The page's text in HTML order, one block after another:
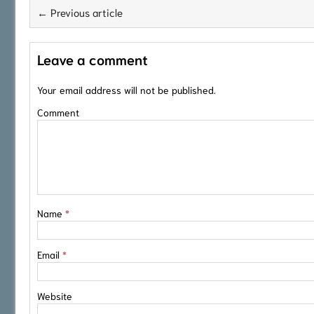
← Previous article
Leave a comment
Your email address will not be published.
Comment
Name *
Email *
Website